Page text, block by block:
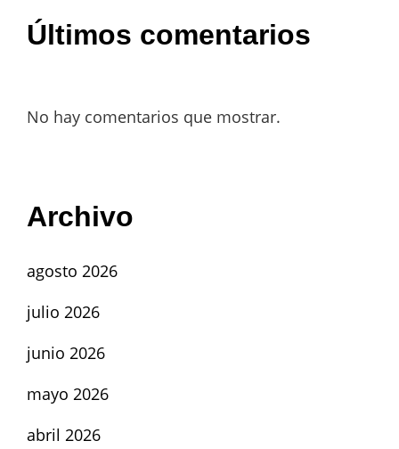
Últimos comentarios
No hay comentarios que mostrar.
Archivo
agosto 2026
julio 2026
junio 2026
mayo 2026
abril 2026